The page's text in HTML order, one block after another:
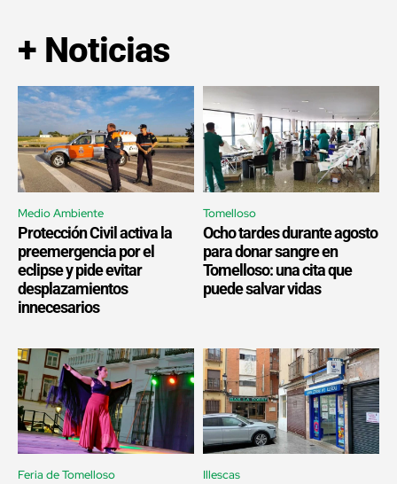
+ Noticias
Medio Ambiente
Protección Civil activa la
preemergencia por el
eclipse y pide evitar
desplazamientos
innecesarios
Tomelloso
Ocho tardes durante agosto
para donar sangre en
Tomelloso: una cita que
puede salvar vidas
Feria de Tomelloso Illescas